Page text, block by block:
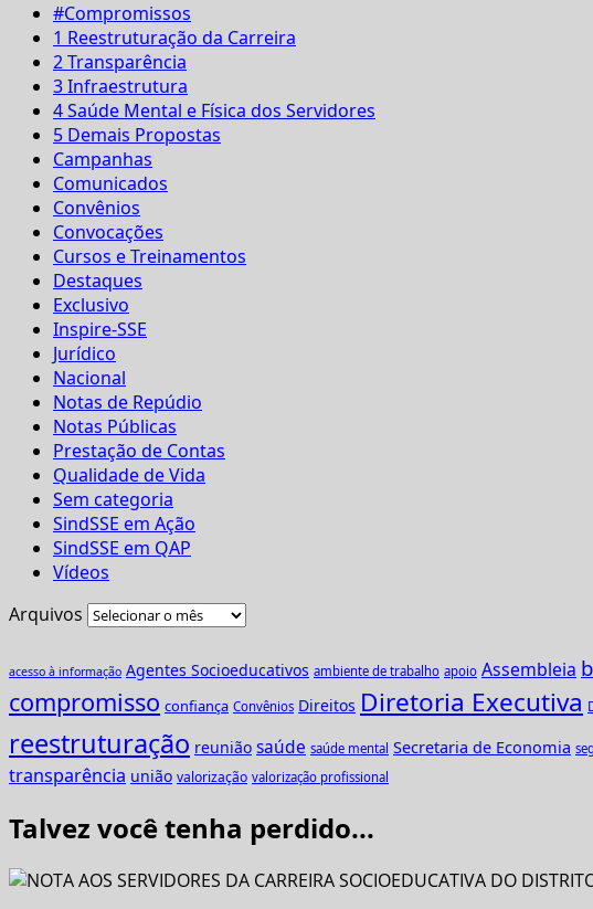
#Compromissos
1 Reestruturação da Carreira
2 Transparência
3 Infraestrutura
4 Saúde Mental e Física dos Servidores
5 Demais Propostas
Campanhas
Comunicados
Convênios
Convocações
Cursos e Treinamentos
Destaques
Exclusivo
Inspire-SSE
Jurídico
Nacional
Notas de Repúdio
Notas Públicas
Prestação de Contas
Qualidade de Vida
Sem categoria
SindSSE em Ação
SindSSE em QAP
Vídeos
Arquivos
acesso à informação Agentes Socioeducativos ambiente de trabalho apoio Assembleia
compromisso confiança Convênios Direitos Diretoria Executiva
reestruturação reunião saúde saúde mental Secretaria de Economia
transparência união valorização valorização profissional
Talvez você tenha perdido...